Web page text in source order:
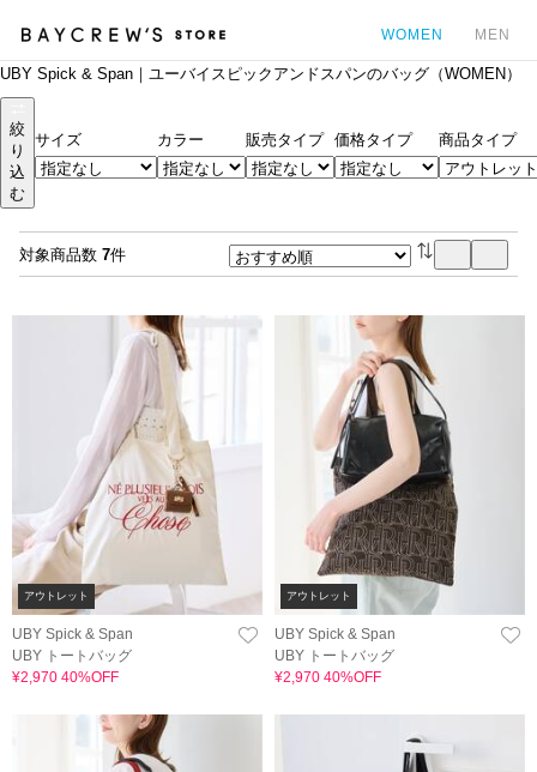
WOMEN MEN
UBY Spick & Span｜ユーバイスピックアンドスパンのバッグ（WOMEN）
絞
り
込
む
サイズ カラー 販売タイプ 価格タイプ 商品タイプ
対象商品数 7件
アウトレット
UBY Spick & Span
UBY トートバッグ
¥2,970 40%OFF
アウトレット
UBY Spick & Span
UBY トートバッグ
¥2,970 40%OFF